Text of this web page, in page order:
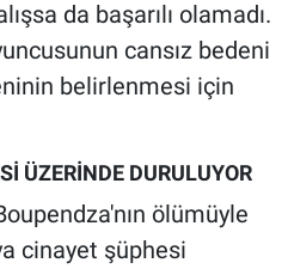
da başarılı olamadı.
cansız bedeni
belirlenmesi için
ÜZERİNDE DURULUYOR
ölümüyle
cinayet şüphesi